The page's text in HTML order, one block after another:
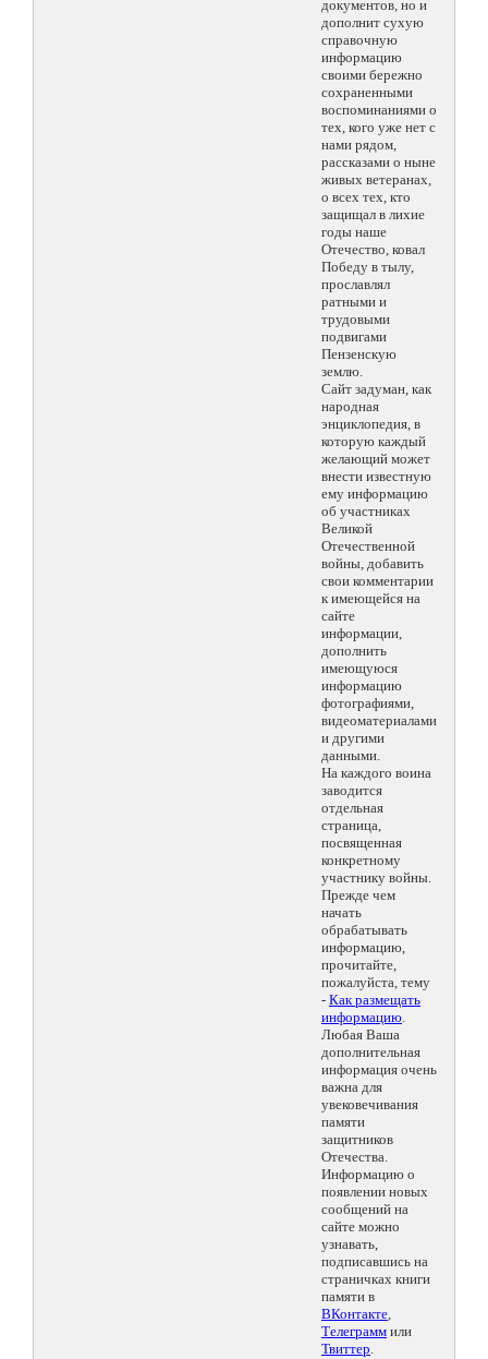
документов, но и
дополнит сухую
справочную
информацию
своими бережно
сохраненными
воспоминаниями о
тех, кого уже нет с
нами рядом,
рассказами о ныне
живых ветеранах,
о всех тех, кто
защищал в лихие
годы наше
Отечество, ковал
Победу в тылу,
прославлял
ратными и
трудовыми
подвигами
Пензенскую
землю.
Сайт задуман, как
народная
энциклопедия, в
которую каждый
желающий может
внести известную
ему информацию
об участниках
Великой
Отечественной
войны, добавить
свои комментарии
к имеющейся на
сайте
информации,
дополнить
имеющуюся
информацию
фотографиями,
видеоматериалами
и другими
данными.
На каждого воина
заводится
отдельная
страница,
посвященная
конкретному
участнику войны.
Прежде чем
начать
обрабатывать
информацию,
прочитайте,
пожалуйста, тему
- Как размещать
информацию.
Любая Ваша
дополнительная
информация очень
важна для
увековечивания
памяти
защитников
Отечества.
Информацию о
появлении новых
сообщений на
сайте можно
узнавать,
подписавшись на
страничках книги
памяти в
ВКонтакте,
Телеграмм или
Твиттер.